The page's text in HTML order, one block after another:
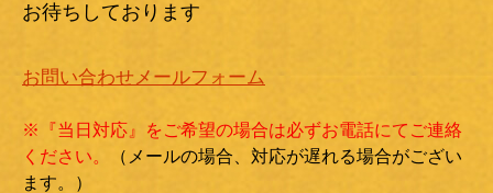
お待ちしております
お問い合わせメールフォーム
※『当日対応』をご希望の場合は必ずお電話にてご連絡
ください。
（メールの場合、対応が遅れる場合がござい
ます。）